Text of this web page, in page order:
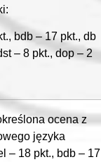
bdb – 17 pkt., db
– 8 pkt., dop – 2
ocena z
języka
– 18 pkt., bdb – 17